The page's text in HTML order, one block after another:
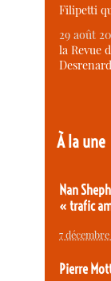
Filipetti
29 août
la Revue
À la une
Nan
« trafic
7 décembre
Pierre